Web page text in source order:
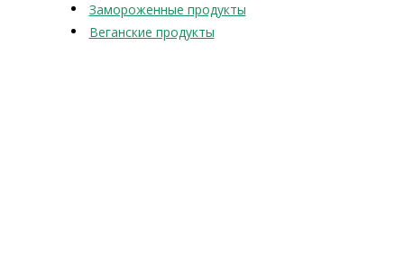
Замороженные продукты
Веганские продукты